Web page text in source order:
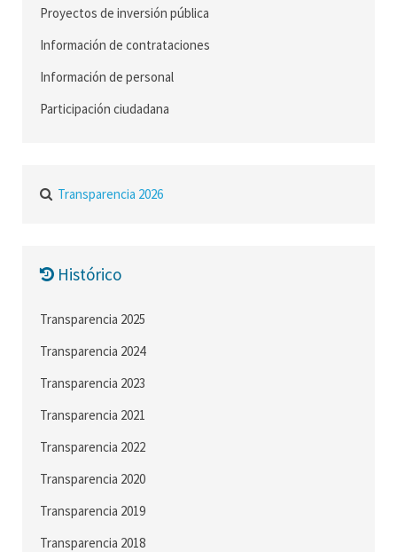
Proyectos de inversión pública
Información de contrataciones
Información de personal
Participación ciudadana
Transparencia 2026
Histórico
Transparencia 2025
Transparencia 2024
Transparencia 2023
Transparencia 2021
Transparencia 2022
Transparencia 2020
Transparencia 2019
Transparencia 2018